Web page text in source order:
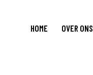
HOME OVER ONS